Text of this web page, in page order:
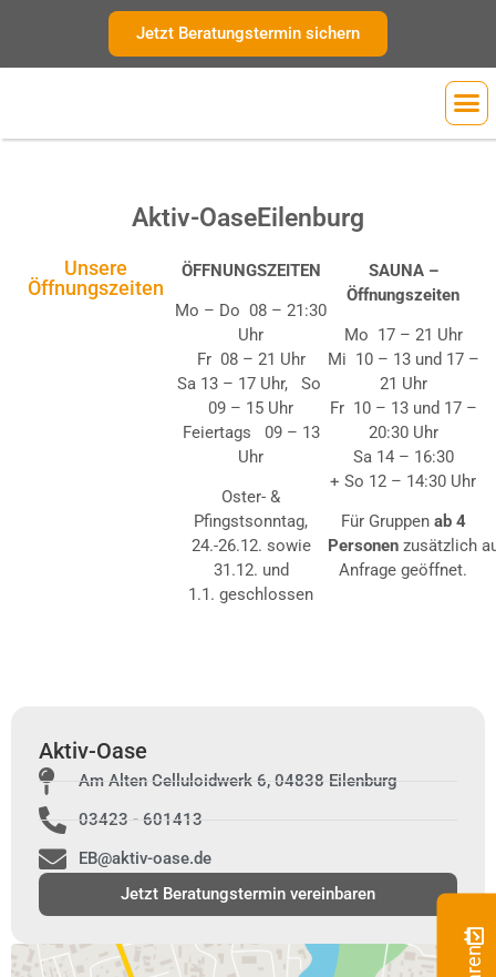
Jetzt Beratungstermin sichern
Aktiv-OaseEilenburg
Unsere
Öffnungszeiten
ÖFFNUNGSZEITEN
Mo – Do 08 – 21:30
Uhr
Fr 08 – 21 Uhr
Sa 13 – 17 Uhr, So
09 – 15 Uhr
Feiertags 09 – 13
Uhr
Oster- &
Pfingstsonntag,
24.-26.12. sowie
31.12. und
1.1. geschlossen
SAUNA –
Öffnungszeiten
Mo 17 – 21 Uhr
Mi 10 – 13 und 17 –
21 Uhr
Fr 10 – 13 und 17 –
20:30 Uhr
Sa 14 – 16:30
+So 12 – 14:30 Uhr
Für Gruppen ab 4
Personen zusätzlich
Anfrage geöffnet.
Aktiv-Oase
Am Alten Celluloidwerk 6, 04838 Eilenburg
03423 - 601413
EB@aktiv-oase.de
Jetzt Beratungstermin vereinbaren